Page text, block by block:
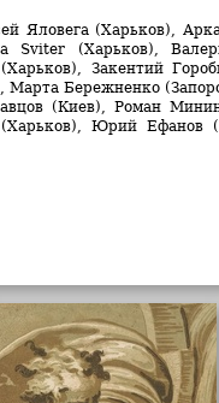
Яловега (Харьков),
Sviter (Харьков),
Закентий
Марта Бережненко
(Киев), Роман
(Харьков), Юрий Ефанов